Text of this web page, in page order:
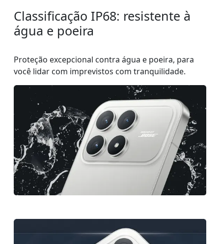
Classificação IP68: resistente à
água e poeira
Proteção excepcional contra água e poeira, para
você lidar com imprevistos com tranquilidade.